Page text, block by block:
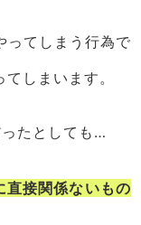
ってしまう行為で
しまいます。
たとしても…
接関係ないもの